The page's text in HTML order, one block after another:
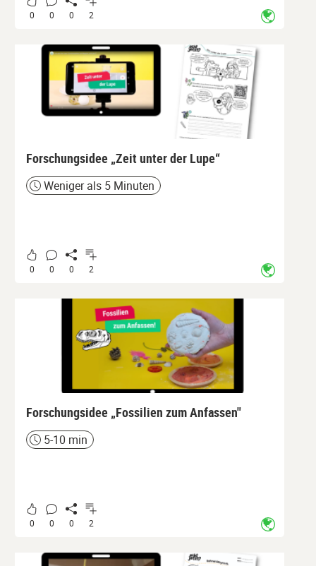
0 0 0 2
Forschungsidee „Zeit unter der Lupe“
ZeitWeniger als 5 Minuten
0 0 0 2
Forschungsidee „Fossilien zum Anfassen"
Zeit5-10 min
0 0 0 2